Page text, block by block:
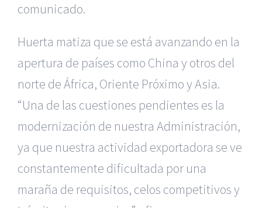
comunicado.
Huerta matiza que se está avanzando en la
apertura de países como China y otros del
norte de África, Oriente Próximo y Asia.
“Una de las cuestiones pendientes es la
modernización de nuestra Administración,
ya que nuestra actividad exportadora se ve
constantemente dificultada por una
maraña de requisitos, celos competitivos y